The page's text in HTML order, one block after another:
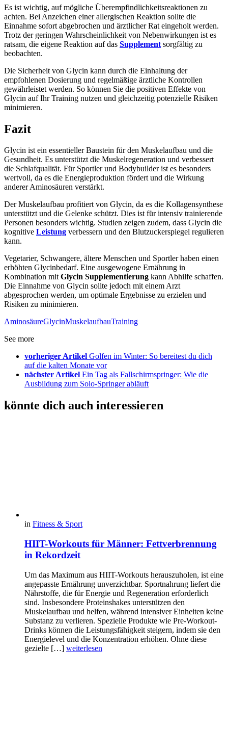
Es ist wichtig, auf mögliche Überempfindlichkeitsreaktionen zu
achten. Bei Anzeichen einer allergischen Reaktion sollte die
Einnahme sofort abgebrochen und ärztlicher Rat eingeholt werden.
Trotz der geringen Wahrscheinlichkeit von Nebenwirkungen ist es
ratsam, die eigene Reaktion auf das Supplement sorgfältig zu
beobachten.
Die Sicherheit von Glycin kann durch die Einhaltung der
empfohlenen Dosierung und regelmäßige ärztliche Kontrollen
gewährleistet werden. So können Sie die positiven Effekte von
Glycin auf Ihr Training nutzen und gleichzeitig potenzielle Risiken
minimieren.
Fazit
Glycin ist ein essentieller Baustein für den Muskelaufbau und die
Gesundheit. Es unterstützt die Muskelregeneration und verbessert
die Schlafqualität. Für Sportler und Bodybuilder ist es besonders
wertvoll, da es die Energieproduktion fördert und die Wirkung
anderer Aminosäuren verstärkt.
Der Muskelaufbau profitiert von Glycin, da es die Kollagensynthese
unterstützt und die Gelenke schützt. Dies ist für intensiv trainierende
Personen besonders wichtig. Studien zeigen zudem, dass Glycin die
kognitive Leistung verbessern und den Blutzuckerspiegel regulieren
kann.
Vegetarier, Schwangere, ältere Menschen und Sportler haben einen
erhöhten Glycinbedarf. Eine ausgewogene Ernährung in
Kombination mitGlycin Supplementierung kann Abhilfe schaffen.
Die Einnahme von Glycin sollte jedoch mit einem Arzt
abgesprochen werden, um optimale Ergebnisse zu erzielen und
Risiken zu minimieren.
AminosäureGlycinMuskelaufbauTraining
See more
vorheriger Artikel Golfen im Winter: So bereitest du dich
auf die kalten Monate vor
nächster Artikel Ein Tag als Fallschirmspringer: Wie die
Ausbildung zum Solo-Springer abläuft
könnte dich auch interessieren
in Fitness & Sport
HIIT-Workouts für Männer: Fettverbrennung
in Rekordzeit
Um das Maximum aus HIIT-Workouts herauszuholen, ist eine
angepasste Ernährung unverzichtbar. Sportnahrung liefert die
Nährstoffe, die für Energie und Regeneration erforderlich
sind. Insbesondere Proteinshakes unterstützen den
Muskelaufbau und helfen, während intensiver Einheiten keine
Substanz zu verlieren. Spezielle Produkte wie Pre-Workout-
Drinks können die Leistungsfähigkeit steigern, indem sie den
Energielevel und die Konzentration erhöhen. Ohne diese
gezielte […] weiterlesen